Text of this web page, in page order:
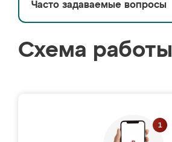
Часто задаваемые вопросы
Схема работы